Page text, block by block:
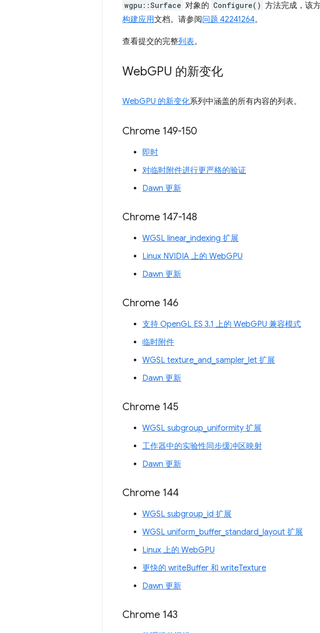
wgpu::Surface 对象的 Configure() 方法完成，该
构建应用文档。请参阅问题 42241264。
查看提交的完整列表。
WebGPU 的新变化
WebGPU 的新变化系列中涵盖的所有内容的列表。
Chrome 149-150
即时
对临时附件进行更严格的验证
Dawn 更新
Chrome 147-148
WGSL linear_indexing 扩展
Linux NVIDIA 上的 WebGPU
Dawn 更新
Chrome 146
支持 OpenGL ES 3.1 上的 WebGPU 兼容模式
临时附件
WGSL texture_and_sampler_let 扩展
Dawn 更新
Chrome 145
WGSL subgroup_uniformity 扩展
工作器中的实验性同步缓冲区映射
Dawn 更新
Chrome 144
WGSL subgroup_id 扩展
WGSL uniform_buffer_standard_layout 扩展
Linux 上的 WebGPU
更快的 writeBuffer 和 writeTexture
Dawn 更新
Chrome 143